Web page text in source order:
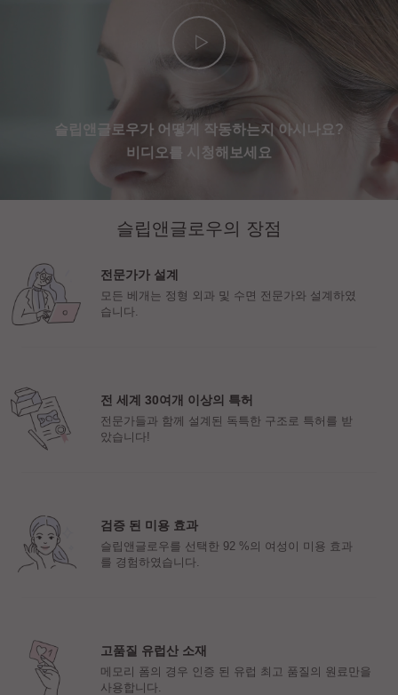
슬립앤글로우가 어떻게 작동하는지 아시나요?
비디오를 시청해보세요
슬립앤글로우의 장점
전문가가 설계
모든 베개는 정형 외과 및 수면 전문가와 설계하였
습니다.
전 세계 30여개 이상의 특허
전문가들과 함께 설계된 독특한 구조로 특허를 받
았습니다!
검증 된 미용 효과
슬립앤글로우를 선택한 92 %의 여성이 미용 효과
를 경험하였습니다.
고품질 유럽산 소재
메모리 폼의 경우 인증 된 유럽 최고 품질의 원료만을
사용합니다.